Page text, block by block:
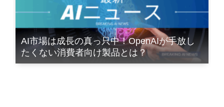
AI市場は成長の真っ只中！OpenAIが手放し
たくない消費者向け製品とは？